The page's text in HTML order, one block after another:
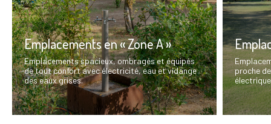
Emplacements en « Zone A »
Emplacements spacieux, ombragés et équipés
de tout confort avec électricité, eau et vidange
des eaux grises.
proche